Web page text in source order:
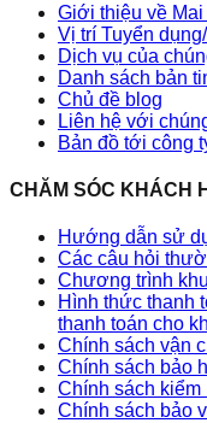
Giới thiệu về Mai
Vị trí Tuyển
Dịch vụ của
Danh sách bản
Chủ đề blog
Liên hệ với
Bản đồ tới công
CHĂM SÓC KHÁCH
Hướng dẫn sử
Các câu hỏi
Chương trình
Hình thức thanh
thanh toán cho
Chính sách vận
Chính sách bảo
Chính sách kiểm
Chính sách bảo